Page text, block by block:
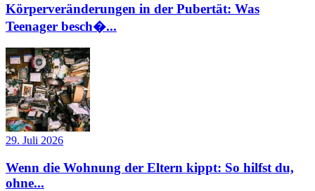
Körperveränderungen in der Pubertät: Was
Teenager besch�...
29. Juli 2026
Wenn die Wohnung der Eltern kippt: So hilfst du,
ohne...